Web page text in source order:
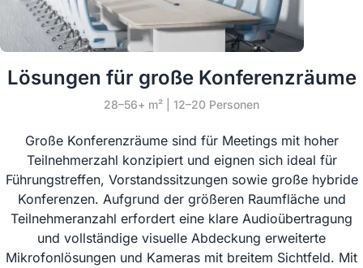
Lösungen für große Konferenzräume
28–56+ m² | 12–20 Personen
Große Konferenzräume sind für Meetings mit hoher
Teilnehmerzahl konzipiert und eignen sich ideal für
Führungstreffen, Vorstandssitzungen sowie große hybride
Konferenzen. Aufgrund der größeren Raumfläche und
Teilnehmeranzahl erfordert eine klare Audioübertragung
und vollständige visuelle Abdeckung erweiterte
Mikrofonlösungen und Kameras mit breitem Sichtfeld. Mit